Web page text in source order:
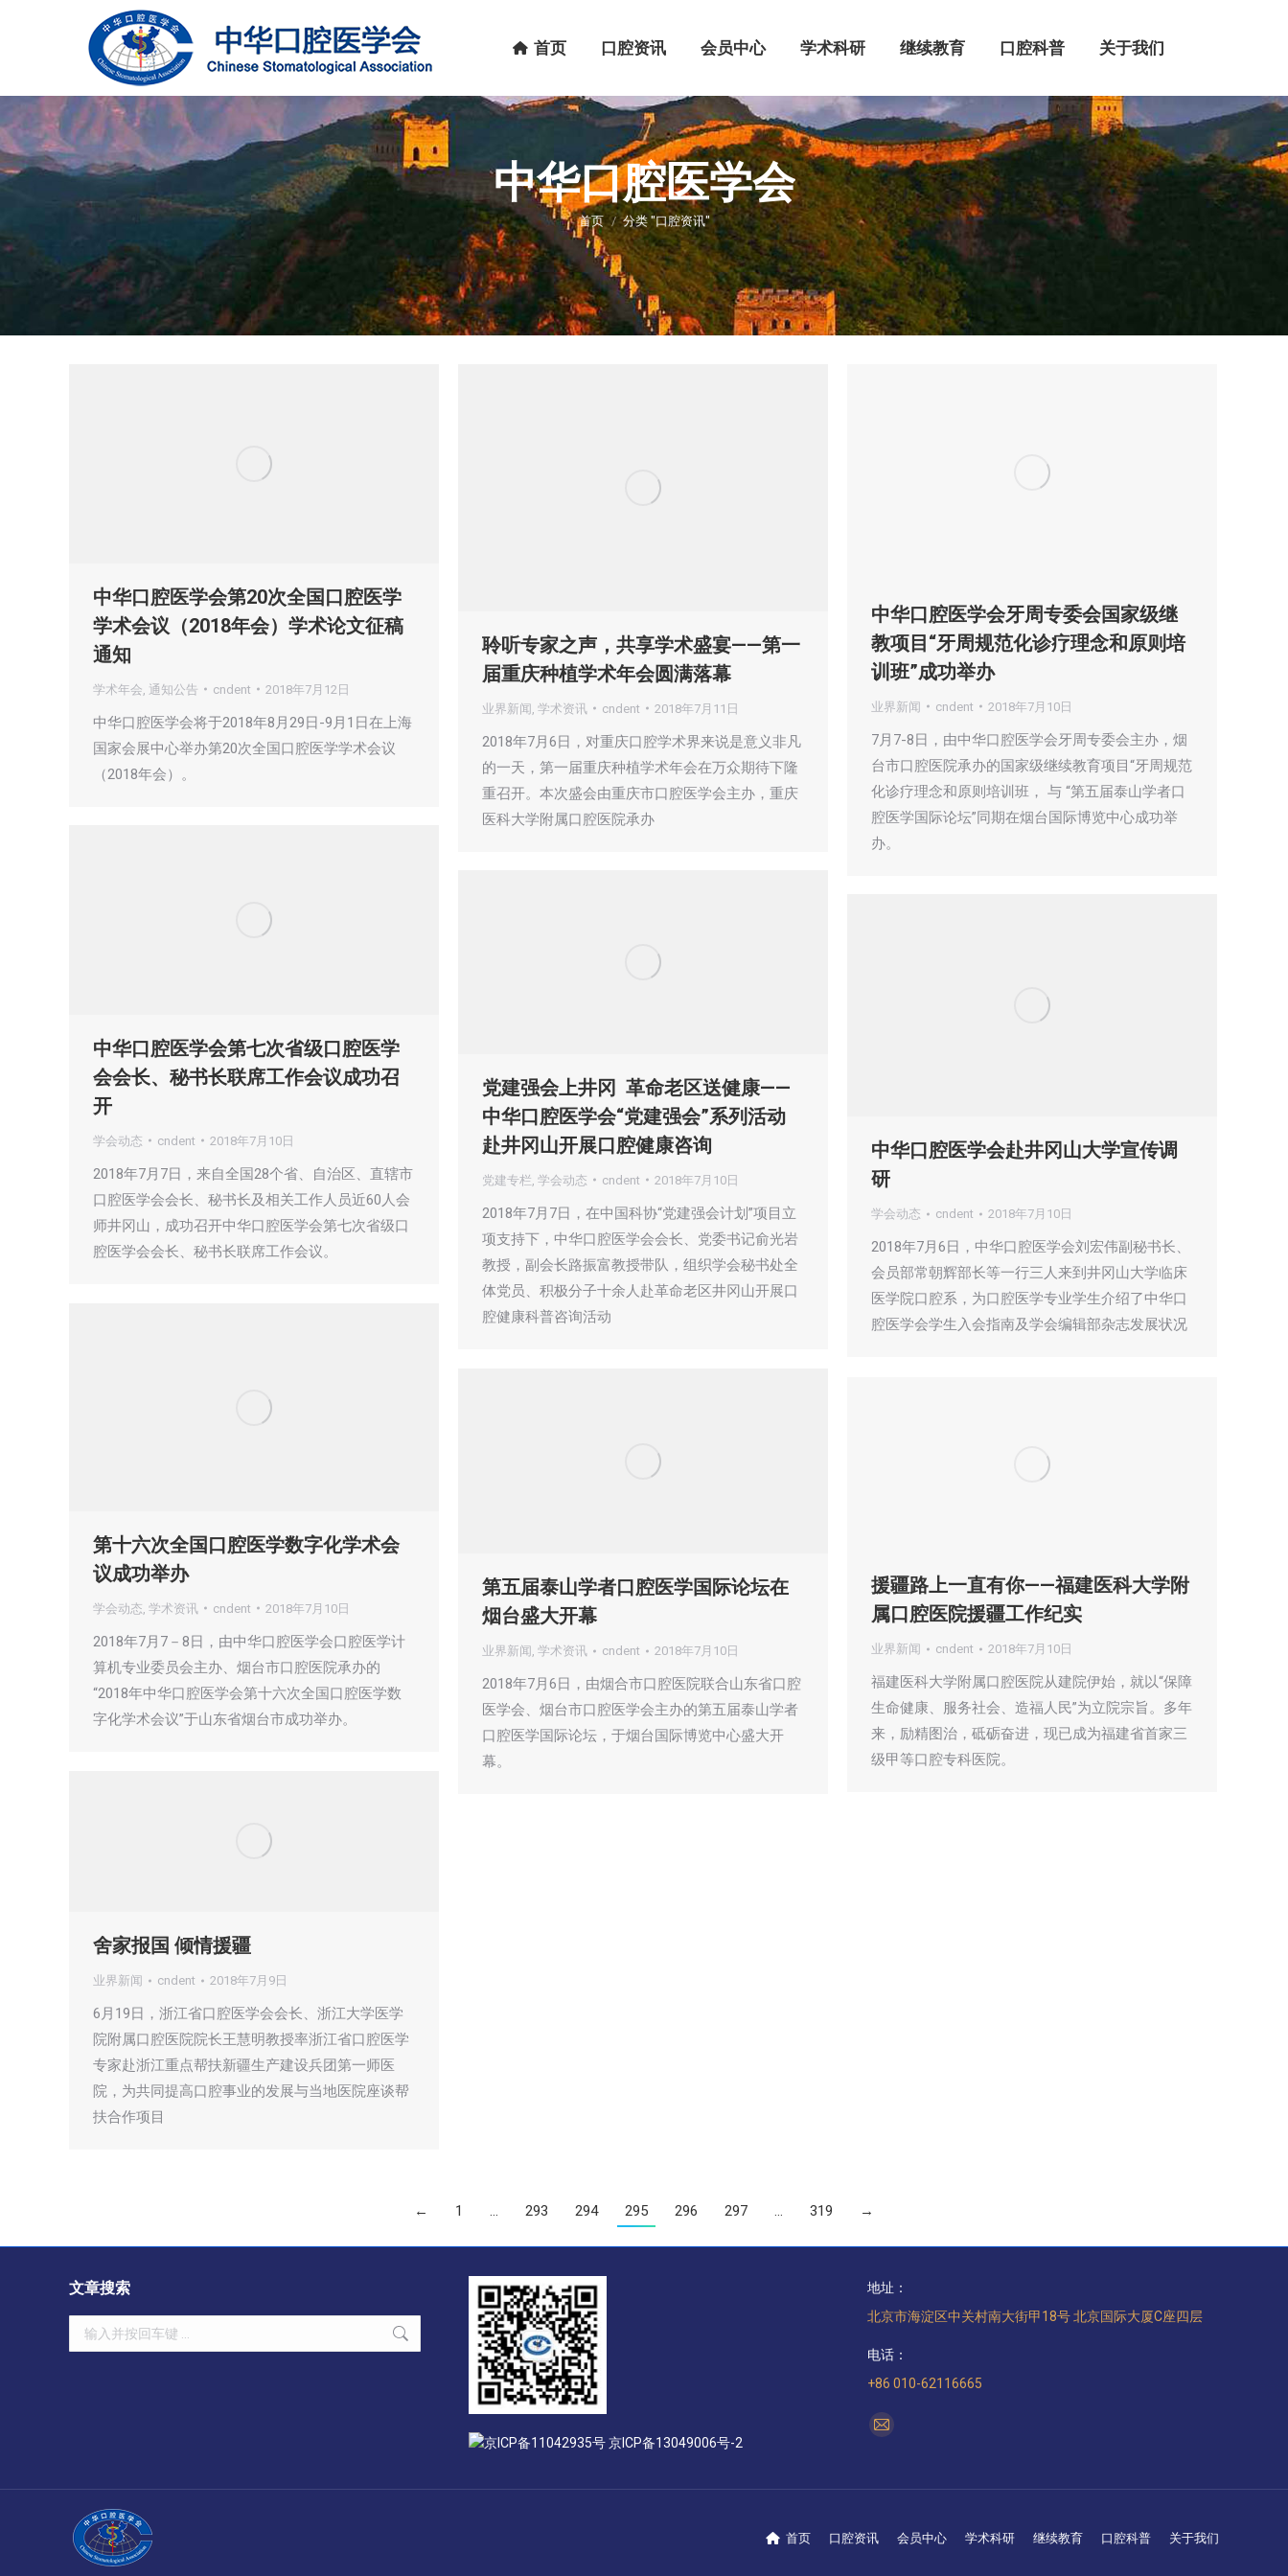
首页 口腔资讯 会员中心 学术科研 继续教育 口腔科普 关于我们
中华口腔医学会
您在这里：
首页 分类 "口腔资讯"
中华口腔医学会第20次全国口腔医学
学术会议（2018年会）学术论文征稿
通知
学术年会 通知公告 cndent 2018年7月12日
中华口腔医学会将于2018年8月29日-9月1日在上海
国家会展中心举办第20次全国口腔医学学术会议
（2018年会）。
聆听专家之声，共享学术盛宴——第一
届重庆种植学术年会圆满落幕
业界新闻 学术资讯 cndent 2018年7月11日
2018年7月6日，对重庆口腔学术界来说是意义非凡
的一天，第一届重庆种植学术年会在万众期待下隆
重召开。本次盛会由重庆市口腔医学会主办，重庆
医科大学附属口腔医院承办
中华口腔医学会牙周专委会国家级继
教项目“牙周规范化诊疗理念和原则培
训班”成功举办
业界新闻 cndent 2018年7月10日
7月7-8日，由中华口腔医学会牙周专委会主办，烟
台市口腔医院承办的国家级继续教育项目“牙周规范
化诊疗理念和原则培训班， 与 “第五届泰山学者口
腔医学国际论坛”同期在烟台国际博览中心成功举
办。
中华口腔医学会第七次省级口腔医学
会会长、秘书长联席工作会议成功召
开
学会动态 cndent 2018年7月10日
2018年7月7日，来自全国28个省、自治区、直辖市
口腔医学会会长、秘书长及相关工作人员近60人会
师井冈山，成功召开中华口腔医学会第七次省级口
腔医学会会长、秘书长联席工作会议。
党建强会上井冈 革命老区送健康——
中华口腔医学会“党建强会”系列活动
赴井冈山开展口腔健康咨询
党建专栏 学会动态 cndent 2018年7月10日
2018年7月7日，在中国科协“党建强会计划”项目立
项支持下，中华口腔医学会会长、党委书记俞光岩
教授，副会长路振富教授带队，组织学会秘书处全
体党员、积极分子十余人赴革命老区井冈山开展口
腔健康科普咨询活动
中华口腔医学会赴井冈山大学宣传调
研
学会动态 cndent 2018年7月10日
2018年7月6日，中华口腔医学会刘宏伟副秘书长、
会员部常朝辉部长等一行三人来到井冈山大学临床
医学院口腔系，为口腔医学专业学生介绍了中华口
腔医学会学生入会指南及学会编辑部杂志发展状况
第十六次全国口腔医学数字化学术会
议成功举办
学会动态 学术资讯 cndent 2018年7月10日
2018年7月7－8日，由中华口腔医学会口腔医学计
算机专业委员会主办、烟台市口腔医院承办的
“2018年中华口腔医学会第十六次全国口腔医学数
字化学术会议”于山东省烟台市成功举办。
第五届泰山学者口腔医学国际论坛在
烟台盛大开幕
业界新闻 , 学术资讯 cndent 2018年7月10日
2018年7月6日，由烟合市口腔医院联合山东省口腔
医学会、烟台市口腔医学会主办的第五届泰山学者
口腔医学国际论坛，于烟台国际博览中心盛大开
幕。
援疆路上一直有你——福建医科大学附
属口腔医院援疆工作纪实
业界新闻 cndent 2018年7月10日
福建医科大学附属口腔医院从建院伊始，就以“保障
生命健康、服务社会、造福人民”为立院宗旨。多年
来，励精图治，砥砺奋进，现已成为福建省首家三
级甲等口腔专科医院。
舍家报国 倾情援疆
业界新闻 cndent 2018年7月9日
6月19日，浙江省口腔医学会会长、浙江大学医学
院附属口腔医院院长王慧明教授率浙江省口腔医学
专家赴浙江重点帮扶新疆生产建设兵团第一师医
院，为共同提高口腔事业的发展与当地医院座谈帮
扶合作项目
← 1 … 293 294 295 296 297 … 319 →
文章搜索
Search:
京ICP备11042935号 京ICP备13049006号-2
地址：
北京市海淀区中关村南大街甲18号 北京国际大厦C座四层
电话：
+86 010-62116665
找到我们：
Mail
opens
new
首页 口腔资讯 会员中心 学术科研 继续教育 口腔科普 关于我们